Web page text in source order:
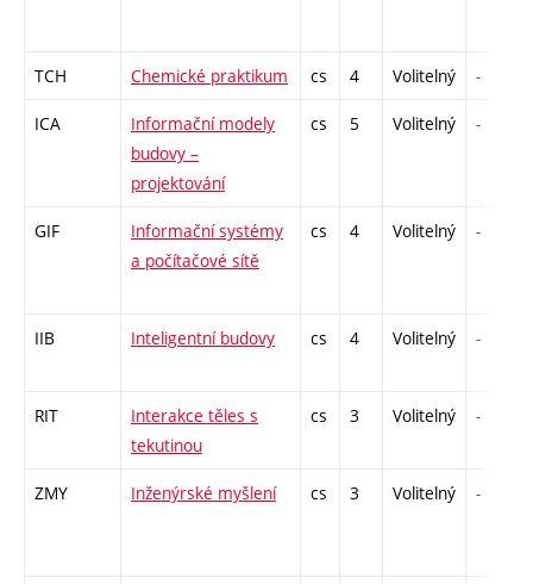
TCH Chemické praktikum cs 4 Volitelný -
ICA
Informační modely
budovy –
projektování
cs 5 Volitelný -
GIF
Informační systémy
a počítačové sítě
cs 4 Volitelný -
IIB Inteligentní budovy cs 4 Volitelný -
RIT
Interakce těles s
tekutinou
cs 3 Volitelný -
ZMY Inženýrské myšlení cs 3 Volitelný -